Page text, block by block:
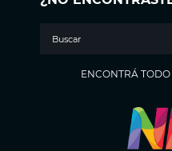
ENCONTRÁ